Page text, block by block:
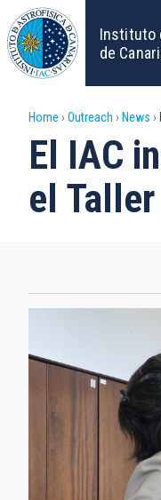
Skip
to
main
content
Instituto
de
Home Outreach News
El IAC
el